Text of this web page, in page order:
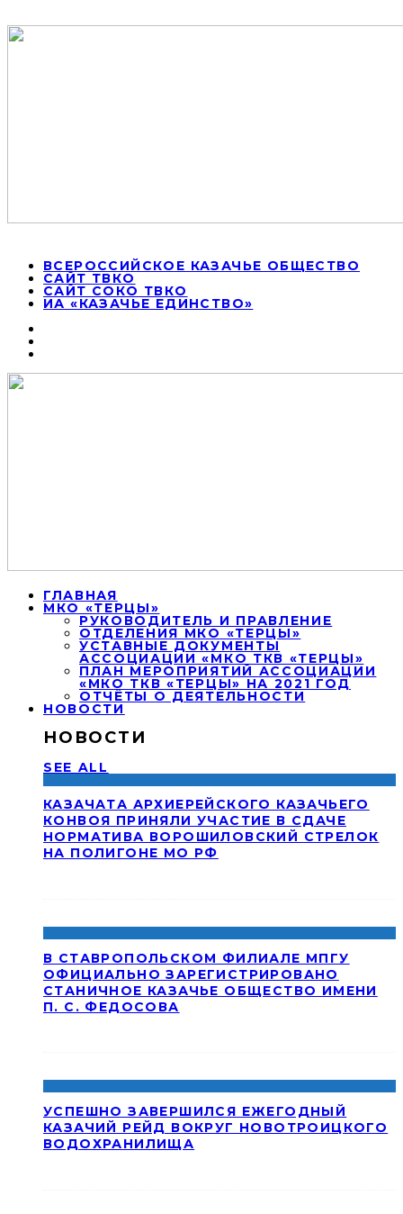
ВСЕРОССИЙСКОЕ КАЗАЧЬЕ ОБЩЕСТВО
САЙТ ТВКО
САЙТ СОКО ТВКО
ИА «КАЗАЧЬЕ ЕДИНСТВО»
ГЛАВНАЯ
МКО «ТЕРЦЫ»
РУКОВОДИТЕЛЬ И ПРАВЛЕНИЕ
ОТДЕЛЕНИЯ МКО «ТЕРЦЫ»
УСТАВНЫЕ ДОКУМЕНТЫ
АССОЦИАЦИИ «МКО ТКВ «ТЕРЦЫ»
ПЛАН МЕРОПРИЯТИЙ АССОЦИАЦИИ
«МКО ТКВ «ТЕРЦЫ» НА 2021 ГОД
ОТЧЁТЫ О ДЕЯТЕЛЬНОСТИ
НОВОСТИ
НОВОСТИ
SEE ALL
КАЗАЧАТА АРХИЕРЕЙСКОГО КАЗАЧЬЕГО
КОНВОЯ ПРИНЯЛИ УЧАСТИЕ В СДАЧЕ
НОРМАТИВА ВОРОШИЛОВСКИЙ СТРЕЛОК
НА ПОЛИГОНЕ МО РФ
В СТАВРОПОЛЬСКОМ ФИЛИАЛЕ МПГУ
ОФИЦИАЛЬНО ЗАРЕГИСТРИРОВАНО
СТАНИЧНОЕ КАЗАЧЬЕ ОБЩЕСТВО ИМЕНИ
П. С. ФЕДОСОВА
УСПЕШНО ЗАВЕРШИЛСЯ ЕЖЕГОДНЫЙ
КАЗАЧИЙ РЕЙД ВОКРУГ НОВОТРОИЦКОГО
ВОДОХРАНИЛИЩА